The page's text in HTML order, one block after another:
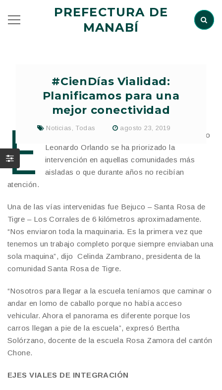
PREFECTURA DE
MANABÍ
#CienDías Vialidad:
Planificamos para una
mejor conectividad
Noticias Todas agosto 23, 2019
E
n estos 100 días de administración del prefecto
Leonardo Orlando se ha priorizado la
intervención en aquellas comunidades más
aisladas o que durante años no recibían
atención.
Una de las vías intervenidas fue Bejuco – Santa Rosa de
Tigre – Los Corrales de 6 kilómetros aproximadamente.
“Nos enviaron toda la maquinaria. Es la primera vez que
tenemos un trabajo completo porque siempre enviaban una
sola maquina”, dijo Celinda Zambrano, presidenta de la
comunidad Santa Rosa de Tigre.
“Nosotros para llegar a la escuela teníamos que caminar o
andar en lomo de caballo porque no había acceso
vehicular. Ahora el panorama es diferente porque los
carros llegan a pie de la escuela”, expresó Bertha
Solórzano, docente de la escuela Rosa Zamora del cantón
Chone.
EJES VIALES DE INTEGRACIÓN